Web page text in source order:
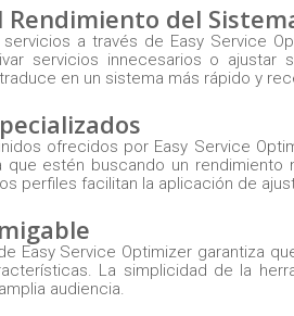
Rendimiento del
a través de Easy Service
servicios innecesarios o
en un sistema más rápido y
ofrecidos por Easy Service
que estén buscando un
perfiles facilitan la aplicación de
Easy Service Optimizer garantiza
La simplicidad de la
audiencia.